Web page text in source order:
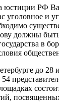
юстиции РФ
уголовное и
должны
в
до 28